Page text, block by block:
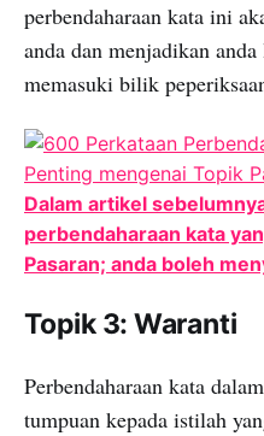
perbendaharaan kata ini
anda dan menjadikan
memasuki bilik
Dalam artikel
perbendaharaan kata
Pasaran; anda boleh
Topik 3: Waranti
Perbendaharaan kata
tumpuan kepada istilah